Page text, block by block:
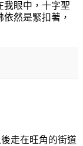
我眼中，十字聖
然是緊扣著，
走在旺角的街道